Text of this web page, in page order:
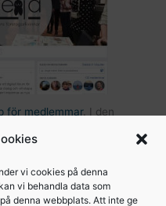
vi cookies på denna
vi behandla data som
denna webbplats. Att inte ge
för medlemmar. I den
med andra Freijor,
och finns på Facebook –